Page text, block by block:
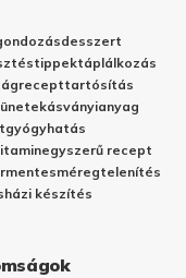
desszert
tippektáplálkozás
recepttartósítás
ásványianyag
gyógyhatás
egyszerű recept
méregtelenítés
házi készítés